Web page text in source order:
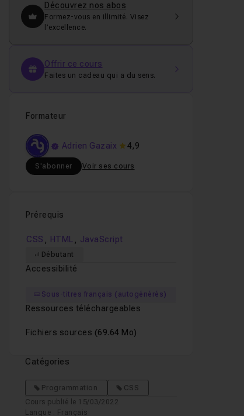
Découvrez nos abos
Formez-vous en illimité. Visez
l’excellence.
Offrir ce cours
Faites un cadeau qui a du sens.
Formateur
Adrien Gazaix 4,9
S'abonner Voir ses cours
Prérequis
CSS , HTML , JavaScript
Débutant
Accessibilité
Sous-titres français (autogénérés)
Ressources téléchargeables
Fichiers sources (69.64 Mo)
Catégories
Programmation
CSS
Cours publié le 15/03/2022
Langue : Français